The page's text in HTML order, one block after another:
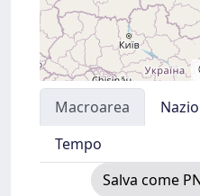
Macroarea
Tempo
Salva come